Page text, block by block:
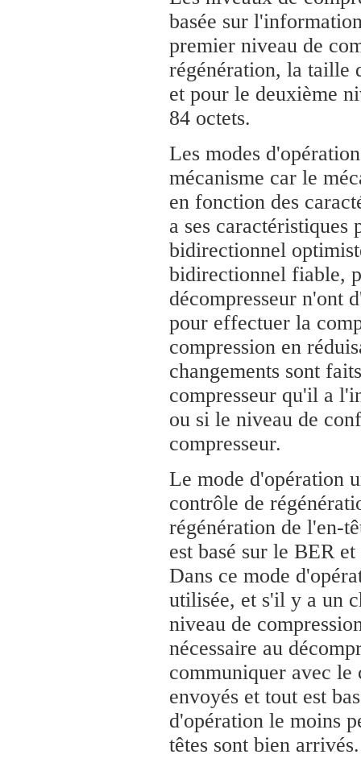
basée sur
premier niveau de
régénération, la taille
et pour le deuxième
84 octets.
Les modes
mécanisme car le
en fonction des
a ses
bidirectionnel
bidirectionnel fiable,
décompresseur n'ont
pour effectuer la
compression en
changements sont
compresseur qu'il a
ou si le niveau de
compresseur.
Le mode d'opération
contrôle de
régénération de l'en-
est basé sur le BER
Dans ce mode
utilisée, et s'il y a un
niveau de
nécessaire au
communiquer avec le
envoyés et tout est
d'opération le moins
têtes sont bien arrivés.